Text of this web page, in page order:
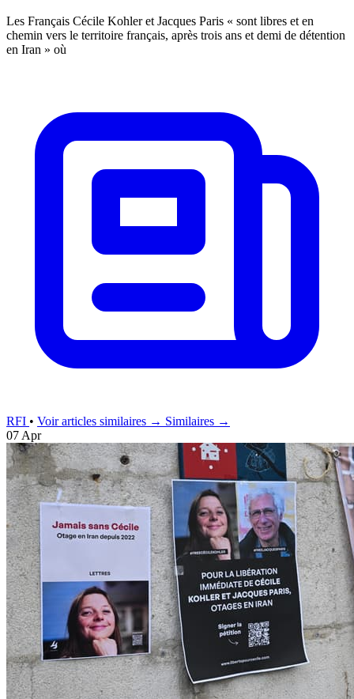
Les Français Cécile Kohler et Jacques Paris « sont libres et en
chemin vers le territoire français, après trois ans et demi de détention
en Iran » où
RFI • Voir articles similaires → Similaires →
07 Apr